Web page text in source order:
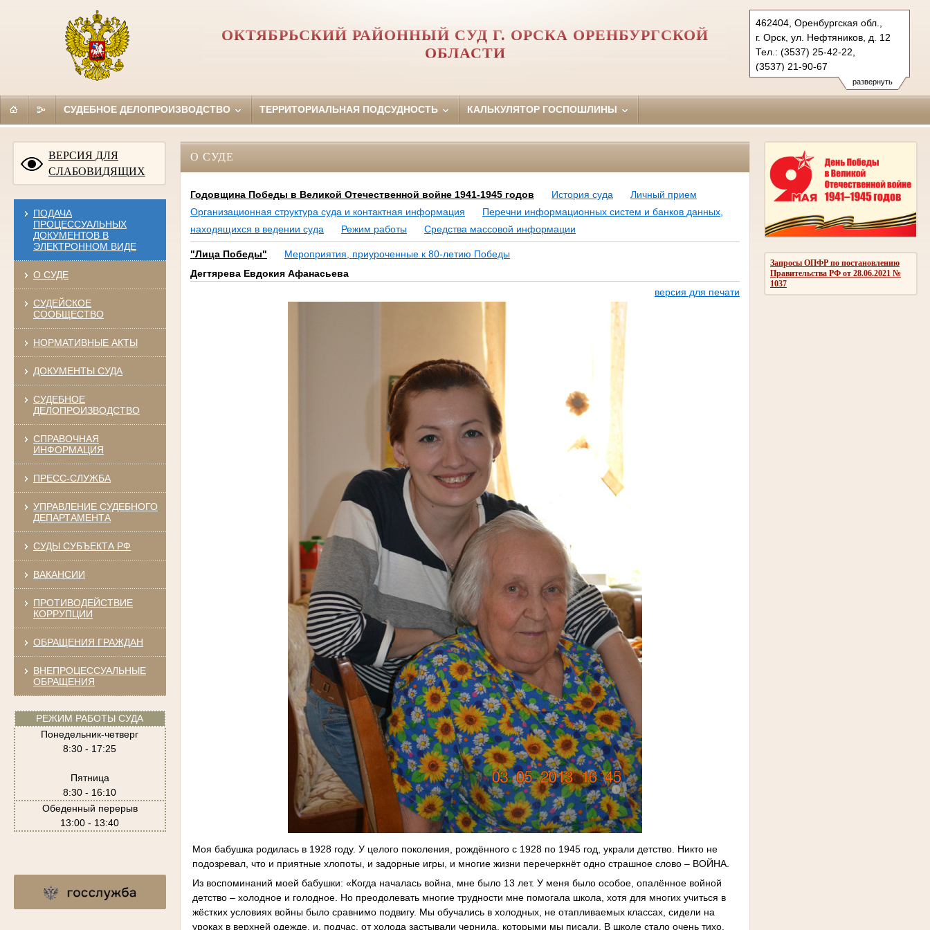
развернуть
462404, Оренбургская обл.,
г. Орск, ул. Нефтяников, д. 12
Тел.: (3537) 25-42-22,
(3537) 21-90-67
oktyabrskyorsk.orb@sudrf.ru
ОКТЯБРЬСКИЙ РАЙОННЫЙ СУД Г. ОРСКА ОРЕНБУРГСКОЙ
ОБЛАСТИ
СУДЕБНОЕ ДЕЛОПРОИЗВОДСТВО ТЕРРИТОРИАЛЬНАЯ ПОДСУДНОСТЬ КАЛЬКУЛЯТОР ГОСПОШЛИНЫ
ВЕРСИЯ ДЛЯ
СЛАБОВИДЯЩИХ
ПОДАЧА
ПРОЦЕССУАЛЬНЫХ
ДОКУМЕНТОВ В
ЭЛЕКТРОННОМ ВИДЕ
О СУДЕ
СУДЕЙСКОЕ
СООБЩЕСТВО
НОРМАТИВНЫЕ АКТЫ
ДОКУМЕНТЫ СУДА
СУДЕБНОЕ
ДЕЛОПРОИЗВОДСТВО
СПРАВОЧНАЯ
ИНФОРМАЦИЯ
ПРЕСС-СЛУЖБА
УПРАВЛЕНИЕ СУДЕБНОГО
ДЕПАРТАМЕНТА
СУДЫ СУБЪЕКТА РФ
ВАКАНСИИ
ПРОТИВОДЕЙСТВИЕ
КОРРУПЦИИ
ОБРАЩЕНИЯ ГРАЖДАН
ВНЕПРОЦЕССУАЛЬНЫЕ
ОБРАЩЕНИЯ
РЕЖИМ РАБОТЫ СУДА
Понедельник-четверг
8:30 - 17:25
Пятница
8:30 - 16:10
Обеденный перерыв
13:00 - 13:40
Запросы ОПФР по постановлению
Правительства РФ от 28.06.2021 №
1037
О СУДЕ
Годовщина Победы в Великой Отечественной войне 1941-1945 годов История суда
Личный прием
Организационная структура суда и контактная информация
Перечни информационных систем и банков данных,
находящихся в ведении суда
Режим работы Средства массовой информации
"Лица Победы"
Мероприятия, приуроченные к 80-летию Победы
Дегтярева Евдокия Афанасьева
версия для печати
Моя бабушка родилась в 1928 году. У целого поколения, рождённого с 1928 по 1945 год, украли детство. Никто не
подозревал, что и приятные хлопоты, и задорные игры, и многие жизни перечеркнёт одно страшное слово – ВОЙНА.
Из воспоминаний моей бабушки: «Когда началась война, мне было 13 лет. У меня было особое, опалённое войной
детство – холодное и голодное. Но преодолевать многие трудности мне помогала школа, хотя для многих учиться в
жёстких условиях войны было сравнимо подвигу. Мы обучались в холодных, не отапливаемых классах, сидели на
уроках в верхней одежде, и, подчас, от холода застывали чернила, которыми мы писали. В школе стало очень тихо,